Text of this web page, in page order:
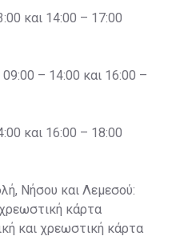
και 14:00 – 17:00
– 14:00 και 16:00 –
και 16:00 – 18:00
Νήσου και Λεμεσού:
κάρτα
και χρεωστική κάρτα